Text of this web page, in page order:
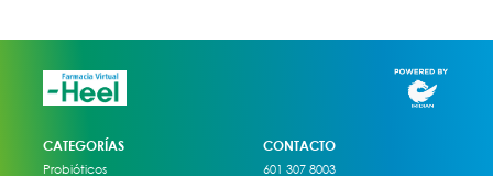
CATEGORÍAS
Probióticos
CONTACTO
601 307 8003